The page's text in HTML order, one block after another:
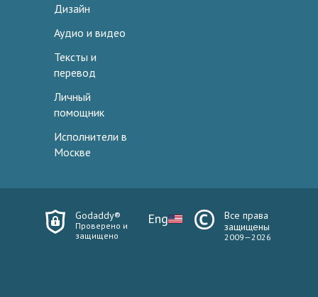
Дизайн
Аудио и видео
Тексты и
перевод
Личный
помощник
Исполнители в
Москве
Godaddy®
Проверено и
защищено
Eng
Все права
защищены
2009—2026